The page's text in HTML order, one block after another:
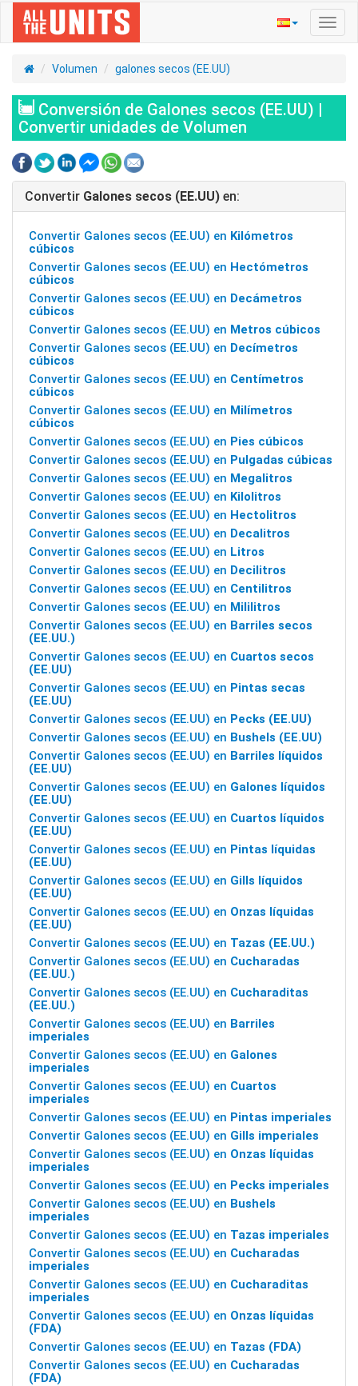
Volumen galones secos (EE.UU)
Conversión de Galones secos (EE.UU) |
Convertir unidades de Volumen
Convertir Galones secos (EE.UU) en:
Convertir Galones secos (EE.UU) en Kilómetros
cúbicos
Convertir Galones secos (EE.UU) en Hectómetros
cúbicos
Convertir Galones secos (EE.UU) en Decámetros
cúbicos
Convertir Galones secos (EE.UU) en Metros cúbicos
Convertir Galones secos (EE.UU) en Decímetros
cúbicos
Convertir Galones secos (EE.UU) en Centímetros
cúbicos
Convertir Galones secos (EE.UU) en Milímetros
cúbicos
Convertir Galones secos (EE.UU) en Pies cúbicos
Convertir Galones secos (EE.UU) en Pulgadas cúbicas
Convertir Galones secos (EE.UU) en Megalitros
Convertir Galones secos (EE.UU) en Kilolitros
Convertir Galones secos (EE.UU) en Hectolitros
Convertir Galones secos (EE.UU) en Decalitros
Convertir Galones secos (EE.UU) en Litros
Convertir Galones secos (EE.UU) en Decilitros
Convertir Galones secos (EE.UU) en Centilitros
Convertir Galones secos (EE.UU) en Mililitros
Convertir Galones secos (EE.UU) en Barriles secos
(EE.UU.)
Convertir Galones secos (EE.UU) en Cuartos secos
(EE.UU)
Convertir Galones secos (EE.UU) en Pintas secas
(EE.UU)
Convertir Galones secos (EE.UU) en Pecks (EE.UU)
Convertir Galones secos (EE.UU) en Bushels (EE.UU)
Convertir Galones secos (EE.UU) en Barriles líquidos
(EE.UU)
Convertir Galones secos (EE.UU) en Galones líquidos
(EE.UU)
Convertir Galones secos (EE.UU) en Cuartos líquidos
(EE.UU)
Convertir Galones secos (EE.UU) en Pintas líquidas
(EE.UU)
Convertir Galones secos (EE.UU) en Gills líquidos
(EE.UU)
Convertir Galones secos (EE.UU) en Onzas líquidas
(EE.UU)
Convertir Galones secos (EE.UU) en Tazas (EE.UU.)
Convertir Galones secos (EE.UU) en Cucharadas
(EE.UU.)
Convertir Galones secos (EE.UU) en Cucharaditas
(EE.UU.)
Convertir Galones secos (EE.UU) en Barriles
imperiales
Convertir Galones secos (EE.UU) en Galones
imperiales
Convertir Galones secos (EE.UU) en Cuartos
imperiales
Convertir Galones secos (EE.UU) en Pintas imperiales
Convertir Galones secos (EE.UU) en Gills imperiales
Convertir Galones secos (EE.UU) en Onzas líquidas
imperiales
Convertir Galones secos (EE.UU) en Pecks imperiales
Convertir Galones secos (EE.UU) en Bushels
imperiales
Convertir Galones secos (EE.UU) en Tazas imperiales
Convertir Galones secos (EE.UU) en Cucharadas
imperiales
Convertir Galones secos (EE.UU) en Cucharaditas
imperiales
Convertir Galones secos (EE.UU) en Onzas líquidas
(FDA)
Convertir Galones secos (EE.UU) en Tazas (FDA)
Convertir Galones secos (EE.UU) en Cucharadas
(FDA)